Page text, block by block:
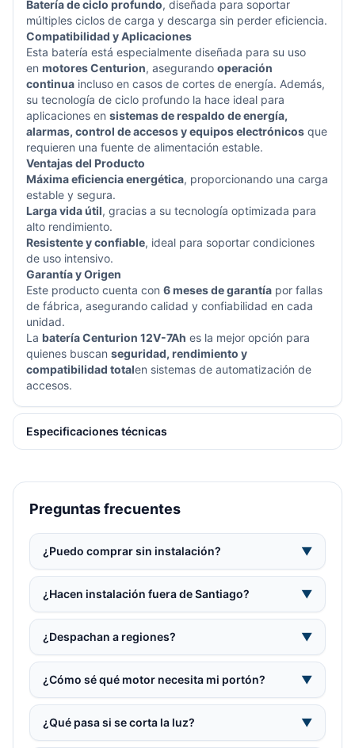
Batería de ciclo profundo, diseñada para soportar
múltiples ciclos de carga y descarga sin perder eficiencia.
Compatibilidad y Aplicaciones
Esta batería está especialmente diseñada para su uso
en motores Centurion, asegurando operación
continua incluso en casos de cortes de energía. Además,
su tecnología de ciclo profundo la hace ideal para
aplicaciones en sistemas de respaldo de energía,
alarmas, control de accesos y equipos electrónicos que
requieren una fuente de alimentación estable.
Ventajas del Producto
Máxima eficiencia energética, proporcionando una carga
estable y segura.
Larga vida útil, gracias a su tecnología optimizada para
alto rendimiento.
Resistente y confiable, ideal para soportar condiciones
de uso intensivo.
Garantía y Origen
Este producto cuenta con 6 meses de garantía por fallas
de fábrica, asegurando calidad y confiabilidad en cada
unidad.
La batería Centurion 12V-7Ah es la mejor opción para
quienes buscan seguridad, rendimiento y
compatibilidad totalen sistemas de automatización de
accesos.
Especificaciones técnicas
Preguntas frecuentes
¿Puedo comprar sin instalación? ▼
¿Hacen instalación fuera de Santiago? ▼
¿Despachan a regiones? ▼
¿Cómo sé qué motor necesita mi portón? ▼
¿Qué pasa si se corta la luz? ▼